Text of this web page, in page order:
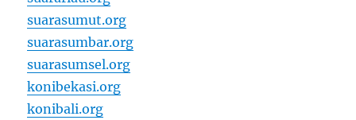
suarasumut.org
suarasumbar.org
suarasumsel.org
konibekasi.org
konibali.org